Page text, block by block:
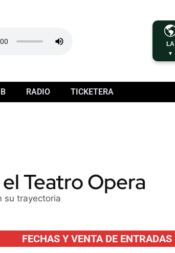
LA
▼
RADIO TICKETERA
Teatro Opera
su trayectoria
FECHAS Y VENTA DE ENTRADAS